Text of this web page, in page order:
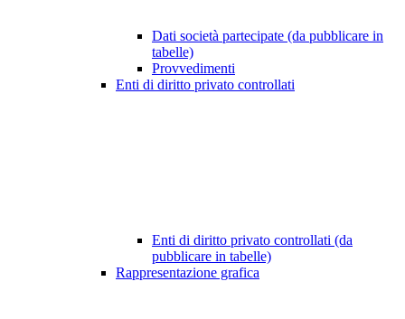
Dati società partecipate (da pubblicare in
tabelle)
Provvedimenti
Enti di diritto privato controllati
Enti di diritto privato controllati (da
pubblicare in tabelle)
Rappresentazione grafica